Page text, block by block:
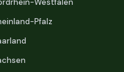
Westfalen
Pfalz